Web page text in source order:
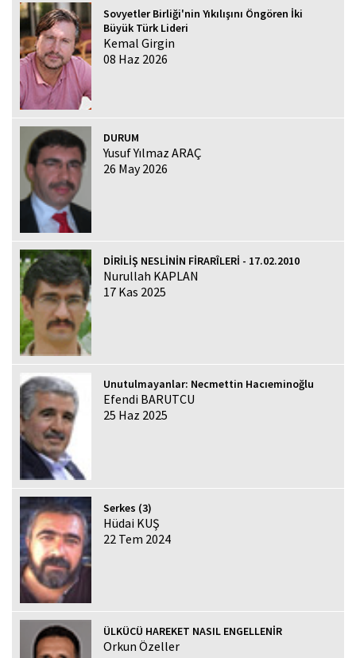
Sovyetler Birliği'nin Yıkılışını Öngören İki
Büyük Türk Lideri
Kemal Girgin
08 Haz 2026
DURUM
Yusuf Yılmaz ARAÇ
26 May 2026
DİRİLİŞ NESLİNİN FİRARÎLERİ - 17.02.2010
Nurullah KAPLAN
17 Kas 2025
Unutulmayanlar: Necmettin Hacıeminoğlu
Efendi BARUTCU
25 Haz 2025
Serkes (3)
Hüdai KUŞ
22 Tem 2024
ÜLKÜCÜ HAREKET NASIL ENGELLENİR
Orkun Özeller